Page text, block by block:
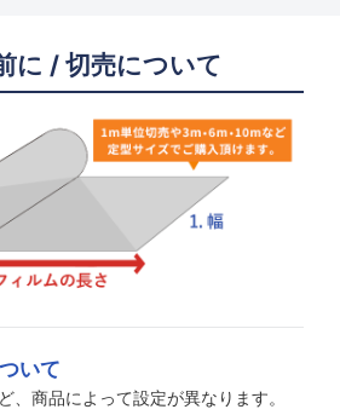
に / 切売について
いて
商品によって設定が異なります。